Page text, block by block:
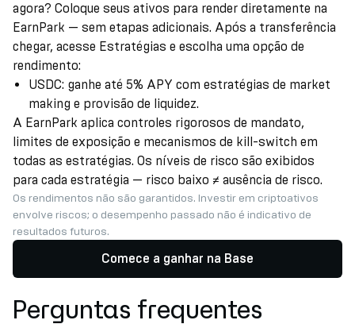
agora? Coloque seus ativos para render diretamente na
EarnPark — sem etapas adicionais. Após a transferência
chegar, acesse Estratégias e escolha uma opção de
rendimento:
USDC: ganhe até 5% APY com estratégias de market
making e provisão de liquidez.
A EarnPark aplica controles rigorosos de mandato,
limites de exposição e mecanismos de kill-switch em
todas as estratégias. Os níveis de risco são exibidos
para cada estratégia — risco baixo ≠ ausência de risco.
Os rendimentos não são garantidos. Investir em criptoativos
envolve riscos; o desempenho passado não é indicativo de
resultados futuros.
Comece a ganhar na Base
Perguntas frequentes